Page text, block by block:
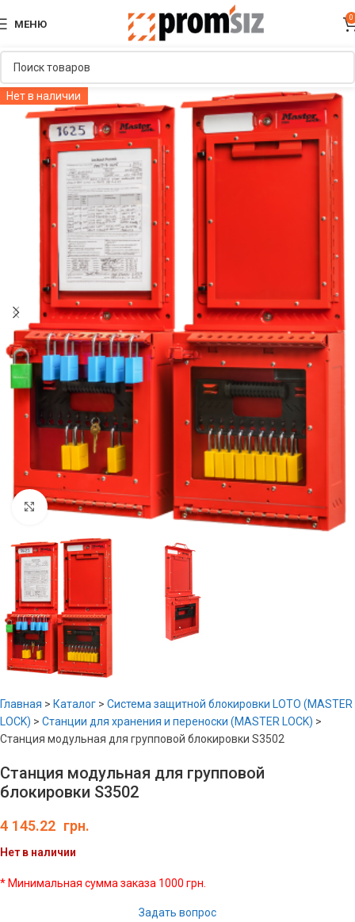
МЕНЮ
0
Нет в наличии
Увеличить
Главная > Каталог > Система защитной блокировки LOTO (MASTER
LOCK) > Станции для хранения и переноски (MASTER LOCK) >
Станция модульная для групповой блокировки S3502
Станция модульная для групповой
блокировки S3502
4 145.22 грн.
Нет в наличии
* Минимальная сумма заказа 1000 грн.
Задать вопрос